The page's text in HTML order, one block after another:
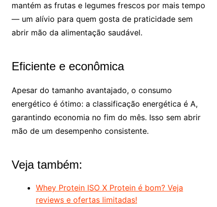
mantém as frutas e legumes frescos por mais tempo
— um alívio para quem gosta de praticidade sem
abrir mão da alimentação saudável.
Eficiente e econômica
Apesar do tamanho avantajado, o consumo
energético é ótimo: a classificação energética é A,
garantindo economia no fim do mês. Isso sem abrir
mão de um desempenho consistente.
Veja também:
Whey Protein ISO X Protein é bom? Veja
reviews e ofertas limitadas!